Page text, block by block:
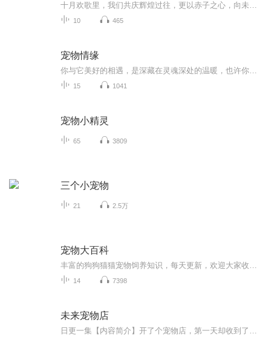
10 465
宠物情缘
15 1041
宠物小精灵
65 3809
三个小宠物
21 2.5万
宠物大百科
14 7398
未来宠物店